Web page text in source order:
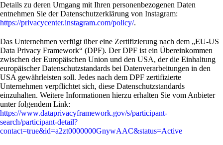
Details zu deren Umgang mit Ihren personenbezogenen Daten
entnehmen Sie der Datenschutzerklärung von Instagram:
https://privacycenter.instagram.com/policy/.
Das Unternehmen verfügt über eine Zertifizierung nach dem „EU-US
Data Privacy Framework“ (DPF). Der DPF ist ein Übereinkommen
zwischen der Europäischen Union und den USA, der die Einhaltung
europäischer Datenschutzstandards bei Datenverarbeitungen in den
USA gewährleisten soll. Jedes nach dem DPF zertifizierte
Unternehmen verpflichtet sich, diese Datenschutzstandards
einzuhalten. Weitere Informationen hierzu erhalten Sie vom Anbieter
unter folgendem Link:
https://www.dataprivacyframework.gov/s/participant-
search/participant-detail?
contact=true&id=a2zt0000000GnywAAC&status=Active